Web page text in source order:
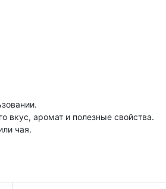
вкус, аромат и полезные свойства.
чая.